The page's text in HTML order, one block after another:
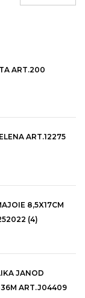
ART.200
ART.12275
8,5X17CM
(4)
JANOD
36M ART.J04409